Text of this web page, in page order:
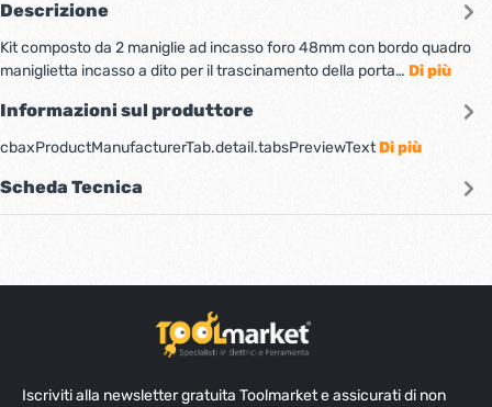
Descrizione
Kit composto da 2 maniglie ad incasso foro 48mm con bordo quadro
maniglietta incasso a dito per il trascinamento della porta… Di più
Informazioni sul produttore
cbaxProductManufacturerTab.detail.tabsPreviewTextDi più
Scheda Tecnica
Iscriviti alla newsletter gratuita Toolmarket e assicurati di non